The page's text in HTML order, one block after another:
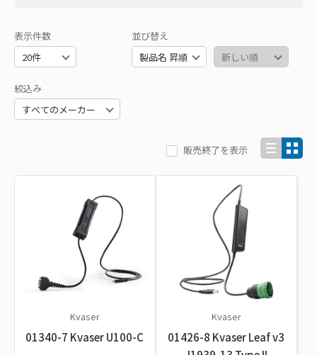
表示件数 並び替え
絞込み
販売終了を表示
Kvaser
01340-7 Kvaser U100-C
Kvaser
01426-8 Kvaser Leaf v3